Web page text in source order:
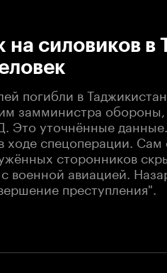
на силовиков в
погибли в
замминистра
Это уточнённые
ходе спецоперации.
сторонников
авиацией.
преступления".